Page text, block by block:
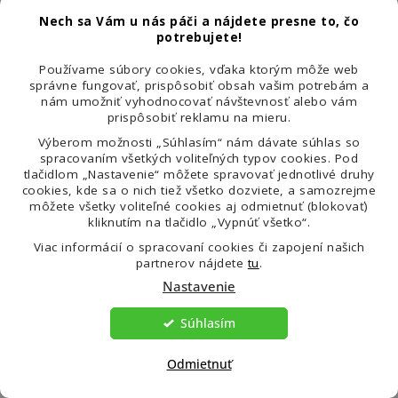
Nech sa Vám u nás páči a nájdete presne to, čo
potrebujete!
Používame súbory cookies, vďaka ktorým môže web
správne fungovať, prispôsobiť obsah vašim potrebám a
nám umožniť vyhodnocovať návštevnosť alebo vám
prispôsobiť reklamu na mieru.
Výberom možnosti „Súhlasím“ nám dávate súhlas so
spracovaním všetkých voliteľných typov cookies. Pod
tlačidlom „Nastavenie“ môžete spravovať jednotlivé druhy
cookies, kde sa o nich tiež všetko dozviete, a samozrejme
môžete všetky voliteľné cookies aj odmietnuť (blokovať)
kliknutím na tlačidlo „Vypnúť všetko“.
Viac informácií o spracovaní cookies či zapojení našich
partnerov nájdetetu.
Nastavenie
Odmietnuť
Súhlasím
Darček
Ku každej objednávke dávame darček, ktorý
si vyberiete v 1. kroku nákupného košíka.
Všetky
a
High-contrast mode
Mohlo by Vás zaujímať
- 1,08 €
VENIRA
- 2,67 €